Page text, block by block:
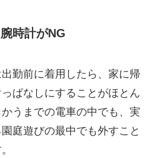
時計がNG
勤前に着用したら、家に帰
ぱなしにすることがほとん
うまでの電車の中でも、実
庭遊びの最中でも外すこと